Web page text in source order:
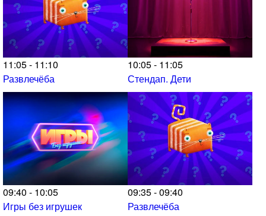
11:05 - 11:10
Развлечёба
10:05 - 11:05
Стендап. Дети
09:40 - 10:05
Игры без игрушек
09:35 - 09:40
Развлечёба